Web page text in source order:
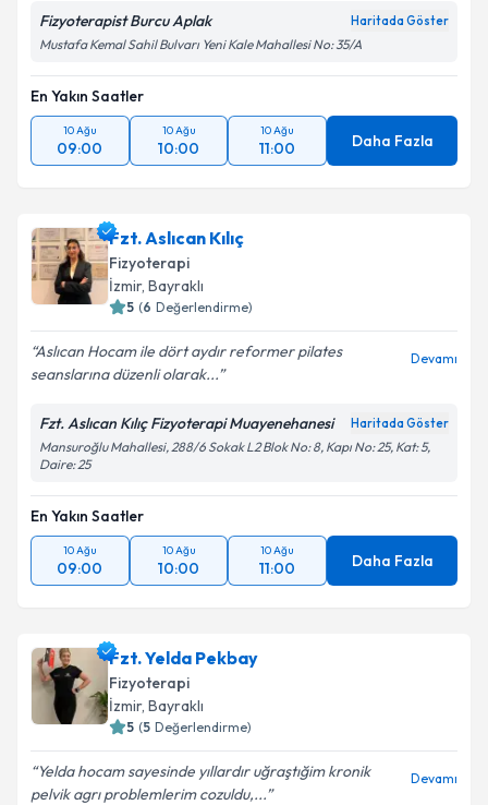
Fizyoterapist Burcu Aplak Haritada Göster
Mustafa Kemal Sahil Bulvarı Yeni Kale Mahallesi No: 35/A
En Yakın Saatler
10 Ağu
09:00
10 Ağu
10:00
10 Ağu
11:00 Daha Fazla
Fzt. Aslıcan Kılıç
Fizyoterapi
İzmir, Bayraklı
5 (6 Değerlendirme)
Aslıcan Hocam ile dört aydır reformer pilates
seanslarına düzenli olarak...
Devamı
Fzt. Aslıcan Kılıç Fizyoterapi Muayenehanesi Haritada Göster
Mansuroğlu Mahallesi, 288/6 Sokak L2 Blok No: 8, Kapı No: 25, Kat: 5,
Daire: 25
En Yakın Saatler
10 Ağu
09:00
10 Ağu
10:00
10 Ağu
11:00 Daha Fazla
Fzt. Yelda Pekbay
Fizyoterapi
İzmir, Bayraklı
5 (5 Değerlendirme)
Yelda hocam sayesinde yıllardır uğraştığim kronik
pelvik agrı problemlerim cozuldu,...
Devamı